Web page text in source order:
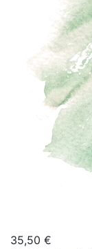
35,50 €